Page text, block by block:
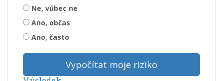
Ne, vůbec ne
Ano, občas
Ano, často
Vypočítat moje riziko